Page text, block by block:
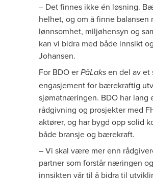
– Det finnes ikke én løsning.
helhet, og om å finne balansen
lønnsomhet, miljøhensyn og
kan vi bidra med både innsikt
Johansen.
For BDO er PåLaks en del av et
engasjement for bærekraftig
sjømatnæringen. BDO har lang
rådgivning og prosjekter med
aktører, og har bygd opp solid
både bransje og bærekraft.
– Vi skal være mer enn
partner som forstår næringen
innsikten vår til å bidra til